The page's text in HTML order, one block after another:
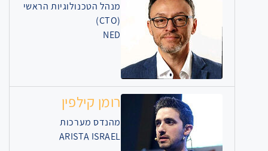
מנהל הטכנולוגיות הראשי
(CTO)
NED
רומן קילפין
מהנדס מערכות
ARISTA ISRAEL